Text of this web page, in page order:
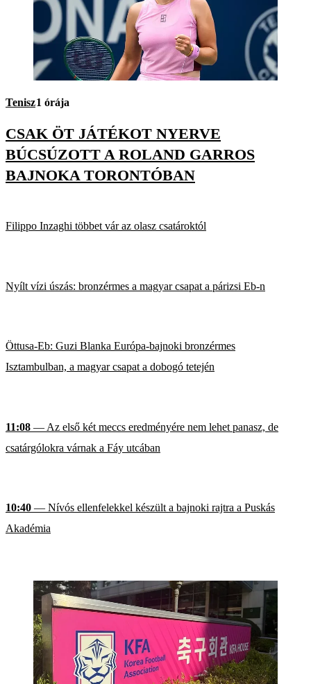
Tenisz1 órája
CSAK ÖT JÁTÉKOT NYERVE
BÚCSÚZOTT A ROLAND GARROS
BAJNOKA TORONTÓBAN
Filippo Inzaghi többet vár az olasz csatároktól
Nyílt vízi úszás: bronzérmes a magyar csapat a párizsi Eb-n
Öttusa-Eb: Guzi Blanka Európa-bajnoki bronzérmes
Isztambulban, a magyar csapat a dobogó tetején
11:08 — Az első két meccs eredményére nem lehet panasz, de
csatárgólokra várnak a Fáy utcában
10:40 — Nívós ellenfelekkel készült a bajnoki rajtra a Puskás
Akadémia